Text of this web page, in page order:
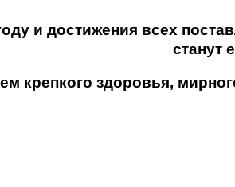
и достижения всех
станут
крепкого здоровья,